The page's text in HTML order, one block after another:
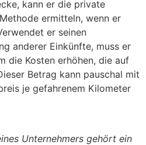
kann er die private
ermitteln, wenn er
er seinen
anderer Einkünfte, muss er
die Kosten erhöhen, die auf
Betrag kann pauschal mit
je gefahrenem Kilometer
Unternehmers gehört ein